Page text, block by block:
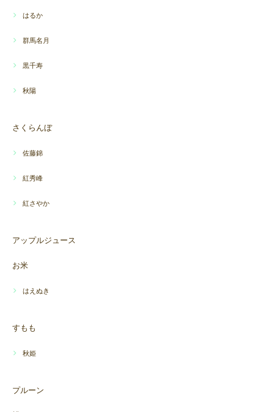
はるか
群馬名月
黒千寿
秋陽
さくらんぼ
佐藤錦
紅秀峰
紅さやか
アップルジュース
お米
はえぬき
すもも
秋姫
プルーン